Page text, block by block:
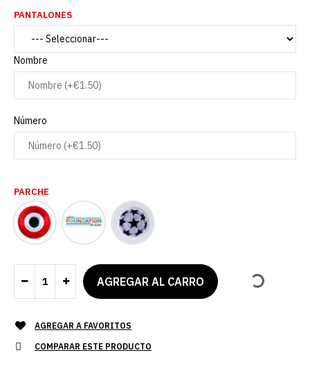
PANTALONES
Nombre
Número
PARCHE
AGREGAR A FAVORITOS
COMPARAR ESTE PRODUCTO